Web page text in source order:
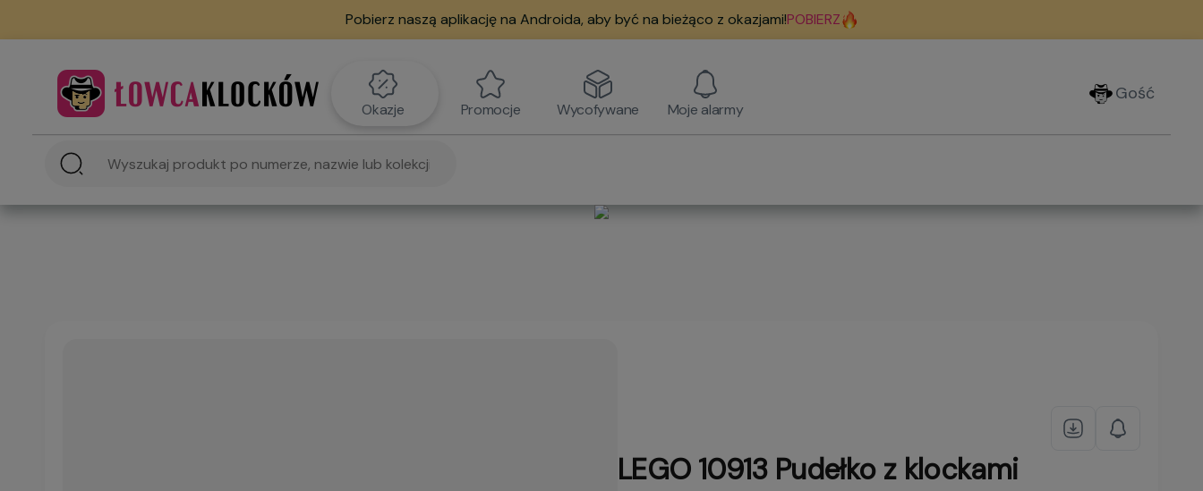
Pobierz naszą aplikację na Androida, aby być na bieżąco z okazjami!POBIERZ
Okazje Promocje Wycofywane Moje alarmy
Gość
LEGO 10913 Pudełko z klockami